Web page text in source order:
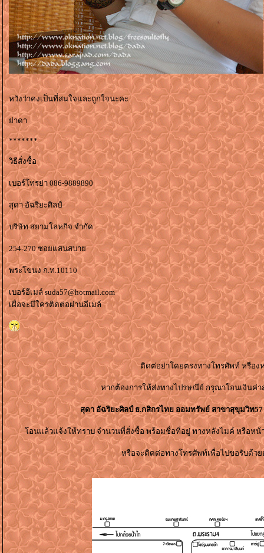
หวังว่าคงเป็นที่สนใจและถูกใจนะคะ
่าดา
*******
วิธีสั่งซื้อ
เบอร์โทรย่า 086-9889890
สุดา อัฉริยะศิลป์
บริษัท สยามโลหกิจ จำกัด
254-270 ซอยแสนสบา
พระโขนง ก.ท.10110
เบอร์อีเมล์ suda57@hotmail.com
เผื่อจะมีใครติดต่อผ่านอีเมล์
ติดต่อย่าโดยตรงทางโทรศัพท์ หรือง
หากต้องการให้ส่งทางไปรษณีย์ กรุณาโอนเงินค่า
สุดา อัฉริยะศิลป์ ธ.กสิกรไทย ออมทรัพย์ สาขาสุขุมวิท57
อนแล้วแจ้งให้ทราบ จำนวนที่สั่งซื้อ พร้อมชื่อที่อยู่ ทางหลังไมค์ หรือหน้
หรือจะติดต่อทางโทรศัพท์เพื่อไปขอรับด้วย